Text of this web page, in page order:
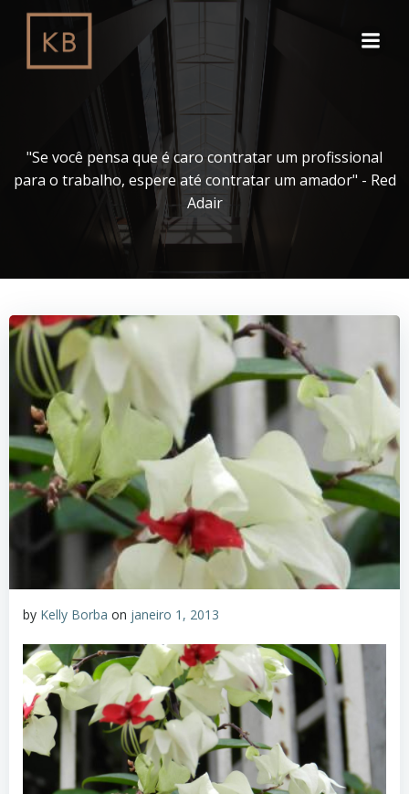
o
conteúdo
"Se você pensa que é caro contratar um profissional
para o trabalho, espere até contratar um amador" - Red
Adair
by Kelly Borba on janeiro 1, 2013